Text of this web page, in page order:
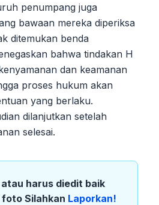
penumpang juga
bawaan mereka diperiksa
ditemukan benda
bahwa tindakan H
dan keamanan
proses hukum akan
yang berlaku.
dilanjutkan setelah
selesai.
harus diedit baik
Silahkan Laporkan!